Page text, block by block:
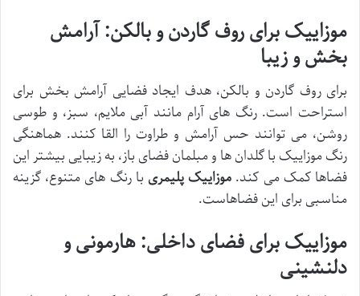
موزاییک برای روف گاردن و بالکن: آرامش
بخش و زیبا
برای روف گاردن و بالکن، هدف ایجاد فضایی آرامش بخش برای
استراحت است. رنگ های آرام مانند آبی ملایم، سبز، و طوسی
روشن، می توانند حس آرامش و طراوت را القا کنند. هماهنگی
رنگ موزاییک با گلدان ها و مبلمان فضای باز، به زیبایی بیشتر این
فضاها کمک می کند. موزاییک پلیمری با رنگ های متنوع، گزینه
مناسبی برای این فضاهاست.
موزاییک برای فضای داخلی: هارمونی و
دلنشینی